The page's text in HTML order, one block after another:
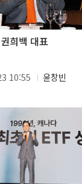
희백 대표
10:55 윤창빈